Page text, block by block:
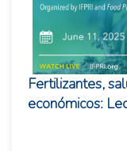
Fertilizantes,
económicos: